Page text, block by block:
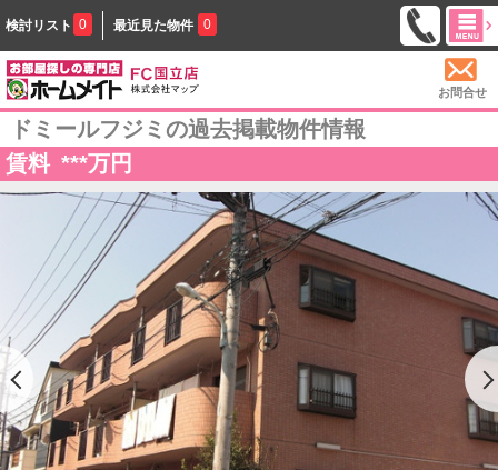
検討リスト 0 最近見た物件 0
お問合せ
ドミールフジミの過去掲載物件情報
賃料 ***万円